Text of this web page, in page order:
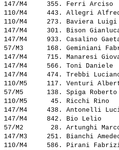
147/M4     355. Ferri
110/M4     443. Allegri
110/M4     273. Baviera
147/M4     301. Bison
147/M4     933. Casalino
57/M3      168. Geminiani
147/M4     715. Manaresi
147/M4     566. Toni
147/M4     474. Trebbi
110/M5     117. Venturi
57/M5      138. Spiga
110/M5      45. Ricchi
147/M4     438. Antonelli
147/M4     842. Bio
57/M2       28. Artunghi
147/M3     251. Bianchi
110/M4     586. Pirani